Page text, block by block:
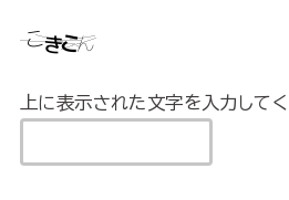
上に表示された文字を入力してく